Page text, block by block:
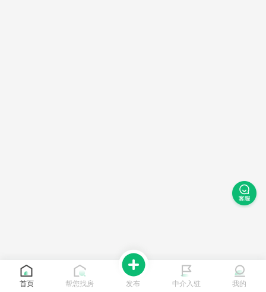
首页 帮您找房 发布 中介入驻 我的